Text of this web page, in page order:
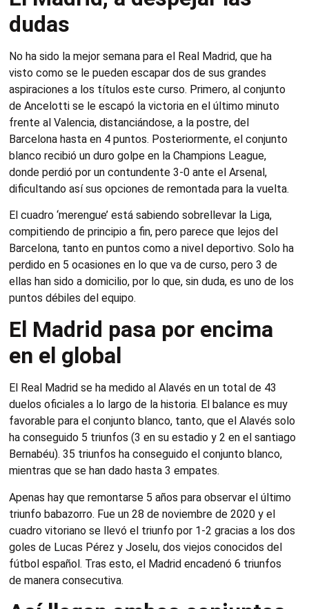
dudas
No ha sido la mejor semana para el Real Madrid, que ha
visto como se le pueden escapar dos de sus grandes
aspiraciones a los títulos este curso. Primero, al conjunto
de Ancelotti se le escapó la victoria en el último minuto
frente al Valencia, distanciándose, a la postre, del
Barcelona hasta en 4 puntos. Posteriormente, el conjunto
blanco recibió un duro golpe en la Champions League,
donde perdió por un contundente 3-0 ante el Arsenal,
dificultando así sus opciones de remontada para la vuelta.
El cuadro ‘merengue’ está sabiendo sobrellevar la Liga,
compitiendo de principio a fin, pero parece que lejos del
Barcelona, tanto en puntos como a nivel deportivo. Solo ha
perdido en 5 ocasiones en lo que va de curso, pero 3 de
ellas han sido a domicilio, por lo que, sin duda, es uno de los
puntos débiles del equipo.
El Madrid pasa por encima
en el global
El Real Madrid se ha medido al Alavés en un total de 43
duelos oficiales a lo largo de la historia. El balance es muy
favorable para el conjunto blanco, tanto, que el Alavés solo
ha conseguido 5 triunfos (3 en su estadio y 2 en el santiago
Bernabéu). 35 triunfos ha conseguido el conjunto blanco,
mientras que se han dado hasta 3 empates.
Apenas hay que remontarse 5 años para observar el último
triunfo babazorro. Fue un 28 de noviembre de 2020 y el
cuadro vitoriano se llevó el triunfo por 1-2 gracias a los dos
goles de Lucas Pérez y Joselu, dos viejos conocidos del
fútbol español. Tras esto, el Madrid encadenó 6 triunfos
de manera consecutiva.